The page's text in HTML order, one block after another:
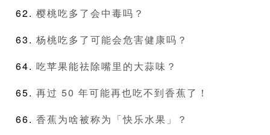
樱桃吃多了会中毒吗？
杨桃吃多了可能会危害健康吗？
吃苹果能祛除嘴里的大蒜味？
再过 50 年可能再也吃不到香蕉了！
香蕉为啥被称为「快乐水果」？